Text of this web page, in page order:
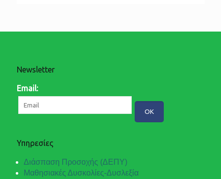
Newsletter
Email:
Υπηρεσίες
Διάσπαση Προσοχής (ΔΕΠΥ)
Μαθησιακές Δυσκολίες-Δυσλεξία